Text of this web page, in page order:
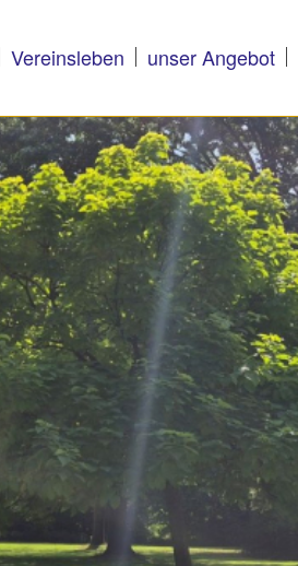
Vereinsleben unser Angebot